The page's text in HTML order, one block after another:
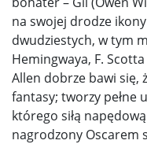
na swojej drodze
dwudziestych, w tym
Hemingwaya, F.
Allen dobrze bawi się,
fantasy; tworzy pełne
którego siłą
nagrodzony Oscarem